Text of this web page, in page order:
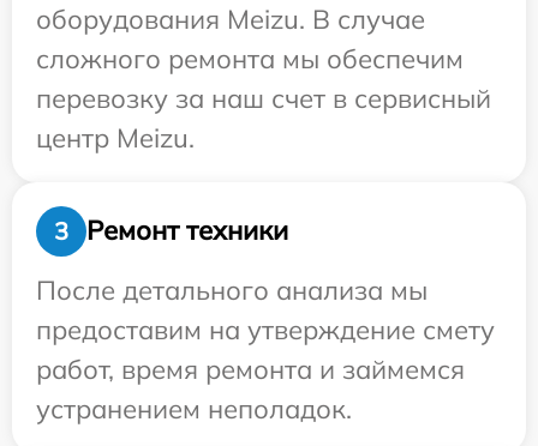
оборудования Meizu. В случае
сложного ремонта мы обеспечим
перевозку за наш счет в сервисный
центр Meizu.
3
Ремонт техники
После детального анализа мы
предоставим на утверждение смету
работ, время ремонта и займемся
устранением неполадок.